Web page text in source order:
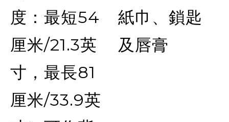
度：最短54
厘米/21.3英
寸，最長81
厘米/33.9英
紙巾、鎖匙
及唇膏